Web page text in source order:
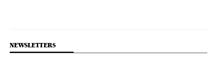
NEWSLETTERS